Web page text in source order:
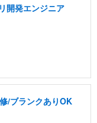
開発エンジニア
/ブランクありOK